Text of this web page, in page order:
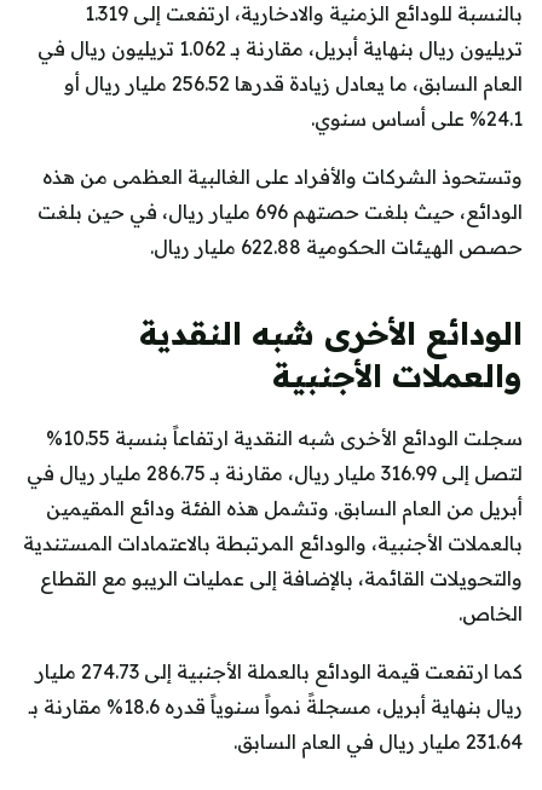
بالنسبة للودائع الزمنية والادخارية، ارتفعت إلى 1.319
تريليون ريال بنهاية أبريل، مقارنة بـ 1.062 تريليون ريال في
العام السابق، ما يعادل زيادة قدرها 256.52 مليار ريال أو
24.1% على أساس سنوي.
وتستحوذ الشركات والأفراد على الغالبية العظمى من هذه
الودائع، حيث بلغت حصتهم 696 مليار ريال، في حين بلغت
حصص الهيئات الحكومية 622.88 مليار ريال.
الودائع الأخرى شبه النقدية
والعملات الأجنبية
سجلت الودائع الأخرى شبه النقدية ارتفاعاً بنسبة 10.55%
لتصل إلى 316.99 مليار ريال، مقارنة بـ 286.75 مليار ريال في
أبريل من العام السابق. وتشمل هذه الفئة ودائع المقيمين
بالعملات الأجنبية، والودائع المرتبطة بالاعتمادات المستندية
والتحويلات القائمة، بالإضافة إلى عمليات الريبو مع القطاع
الخاص.
كما ارتفعت قيمة الودائع بالعملة الأجنبية إلى 274.73 مليار
ريال بنهاية أبريل، مسجلةً نمواً سنوياً قدره 18.6% مقارنة بـ
231.64 مليار ريال في العام السابق.